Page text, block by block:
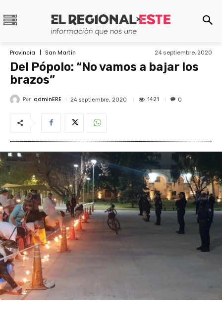
Provincia San Martín 24 septiembre, 2020
Del Pópolo: “No vamos a bajar los
brazos”
Por adminERE 24 septiembre, 2020 1421 0